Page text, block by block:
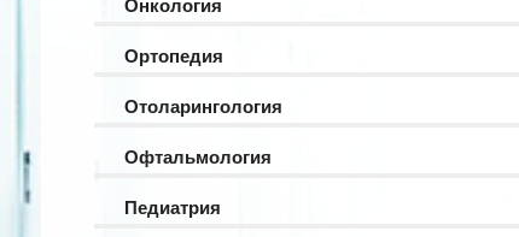
Онкология
Ортопедия
Отоларингология
Офтальмология
Педиатрия